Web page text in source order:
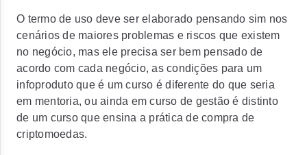
O termo de uso deve ser elaborado pensando sim nos
cenários de maiores problemas e riscos que existem
no negócio, mas ele precisa ser bem pensado de
acordo com cada negócio, as condições para um
infoproduto que é um curso é diferente do que seria
em mentoria, ou ainda em curso de gestão é distinto
de um curso que ensina a prática de compra de
criptomoedas.